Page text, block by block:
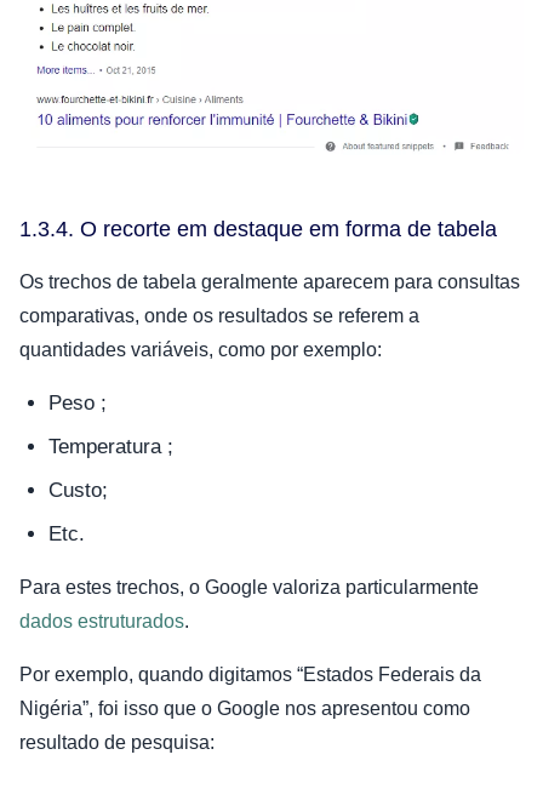
1.3.4. O recorte em destaque em forma de tabela
Os trechos de tabela geralmente aparecem para consultas
comparativas, onde os resultados se referem a
quantidades variáveis, como por exemplo:
Peso ;
Temperatura ;
Custo;
Etc.
Para estes trechos, o Google valoriza particularmente
dados estruturados.
Por exemplo, quando digitamos “Estados Federais da
Nigéria”, foi isso que o Google nos apresentou como
resultado de pesquisa: